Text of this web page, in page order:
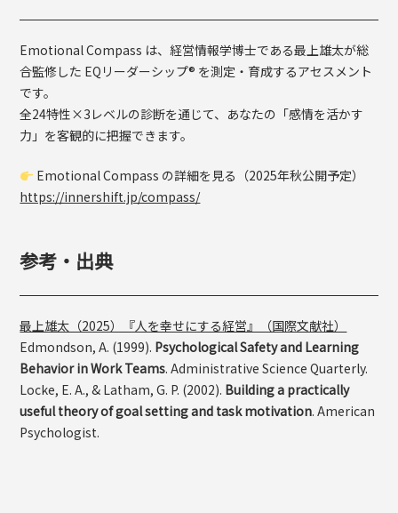
Emotional Compass は、経営情報学博士である最上雄太が総
合監修した EQリーダーシップ® を測定・育成するアセスメント
です。
全24特性×3レベルの診断を通じて、あなたの「感情を活かす
力」を客観的に把握できます。
Emotional Compass の詳細を見る（2025年秋公開予定）
https://innershift.jp/compass/
参考・出典
最上雄太（2025）『人を幸せにする経営』（国際文献社）
Edmondson, A. (1999). Psychological Safety and Learning
Behavior in Work Teams. Administrative Science Quarterly.
Locke, E. A., & Latham, G. P. (2002). Building a practically
useful theory of goal setting and task motivation. American
Psychologist.